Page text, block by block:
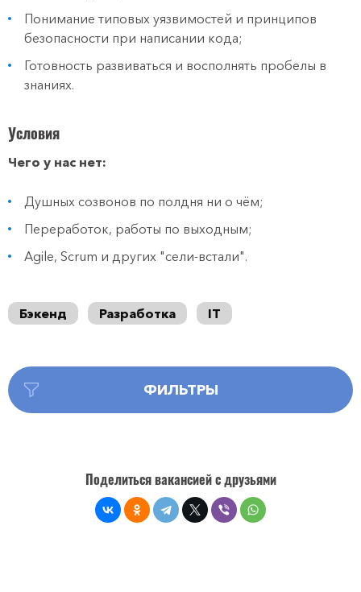
Понимание типовых уязвимостей и принципов
безопасности при написании кода;
Готовность развиваться и восполнять пробелы в
знаниях.
Условия
Чего у нас нет:
Душных созвонов по полдня ни о чём;
Переработок, работы по выходным;
Agile, Scrum и других "сели-встали".
Бэкенд Разработка IT
ФИЛЬТРЫ
Поделиться вакансией с друзьями